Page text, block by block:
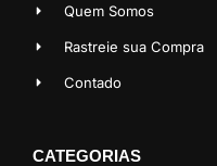
Quem Somos
Rastreie sua Compra
Contado
CATEGORIAS